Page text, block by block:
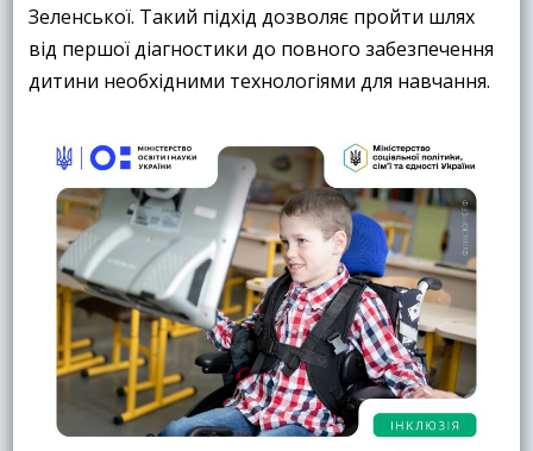
Зеленської. Такий підхід дозволяє пройти шлях
від першої діагностики до повного забезпечення
дитини необхідними технологіями для навчання.